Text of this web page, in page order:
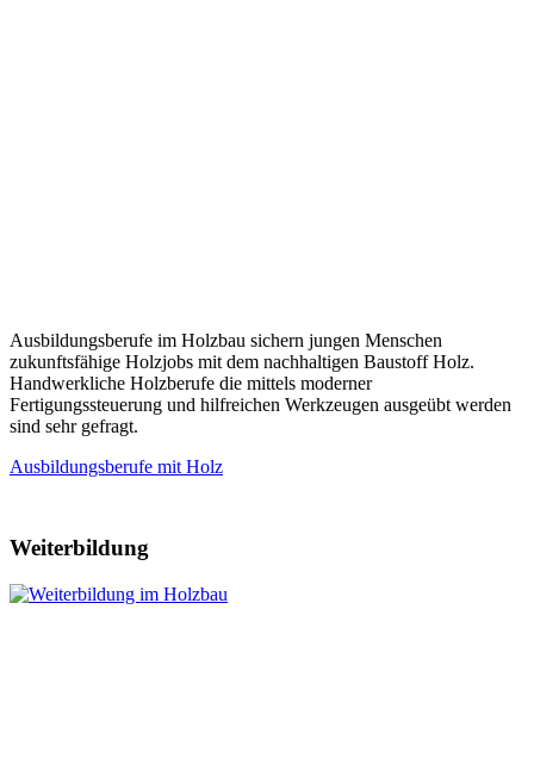
Ausbildungsberufe im Holzbau sichern jungen Menschen
zukunftsfähige Holzjobs mit dem nachhaltigen Baustoff Holz.
Handwerkliche Holzberufe die mittels moderner
Fertigungssteuerung und hilfreichen Werkzeugen ausgeübt werden
sind sehr gefragt.
Ausbildungsberufe mit Holz
Weiterbildung